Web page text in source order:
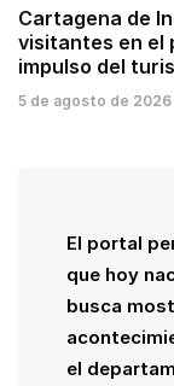
Cartagena de
visitantes en el
impulso del
5 de agosto de 2026
El portal
que hoy
busca
el